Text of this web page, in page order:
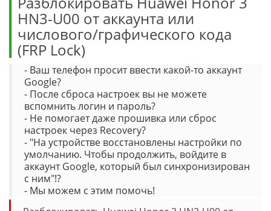
HN3-U00 от аккаунта или
числового/графического кода
(FRP Lock)
- Ваш телефон просит ввести какой-то аккаунт
Google?
- После сброса настроек вы не можете
вспомнить логин и пароль?
- Не помогает даже прошивка или сброс
настроек через Recovery?
- "На устройстве восстановлены настройки по
умолчанию. Чтобы продолжить, войдите в
аккаунт Google, который был синхронизирован
с ним"!?
- Мы можем с этим помочь!